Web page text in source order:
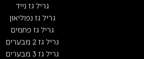
גריל גז נייד
גריל גז נפוליאון
גריל גז פחמים
גריל גז 2 מבערים
גריל גז 3 מבערים